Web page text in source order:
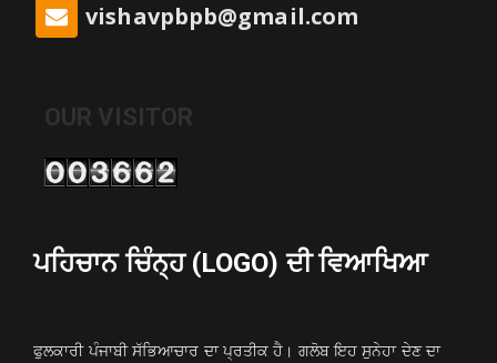
vishavpbpb@gmail.com
OUR VISITOR
ਪਹਿਚਾਨ ਚਿੰਨ੍ਹ (LOGO) ਦੀ ਵਿਆਖਿਆ
ਫੁਲਕਾਰੀ ਪੰਜਾਬੀ ਸੱਭਿਆਚਾਰ ਦਾ ਪ੍ਰਤੀਕ ਹੈ। ਗਲੋਬ ਇਹ ਸੁਨੇਹਾ ਦੇਣ ਦਾ